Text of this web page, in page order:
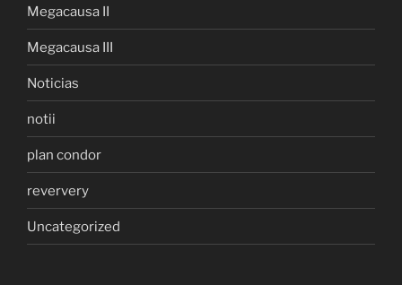
Megacausa II
Megacausa III
Noticias
notii
plan condor
reververy
Uncategorized